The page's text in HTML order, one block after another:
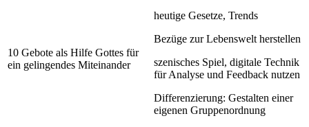
10 Gebote als Hilfe Gottes für
ein gelingendes Miteinander
heutige Gesetze, Trends
Bezüge zur Lebenswelt herstellen
szenisches Spiel, digitale Technik
für Analyse und Feedback nutzen
Differenzierung: Gestalten einer
eigenen Gruppenordnung